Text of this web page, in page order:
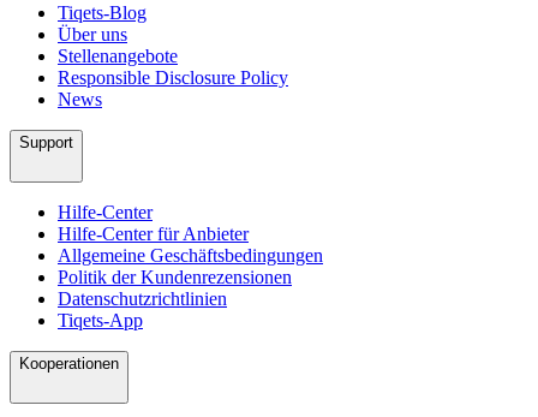
Tiqets-Blog
Über uns
Stellenangebote
Responsible Disclosure Policy
News
Support
Hilfe-Center
Hilfe-Center für Anbieter
Allgemeine Geschäftsbedingungen
Politik der Kundenrezensionen
Datenschutzrichtlinien
Tiqets-App
Kooperationen